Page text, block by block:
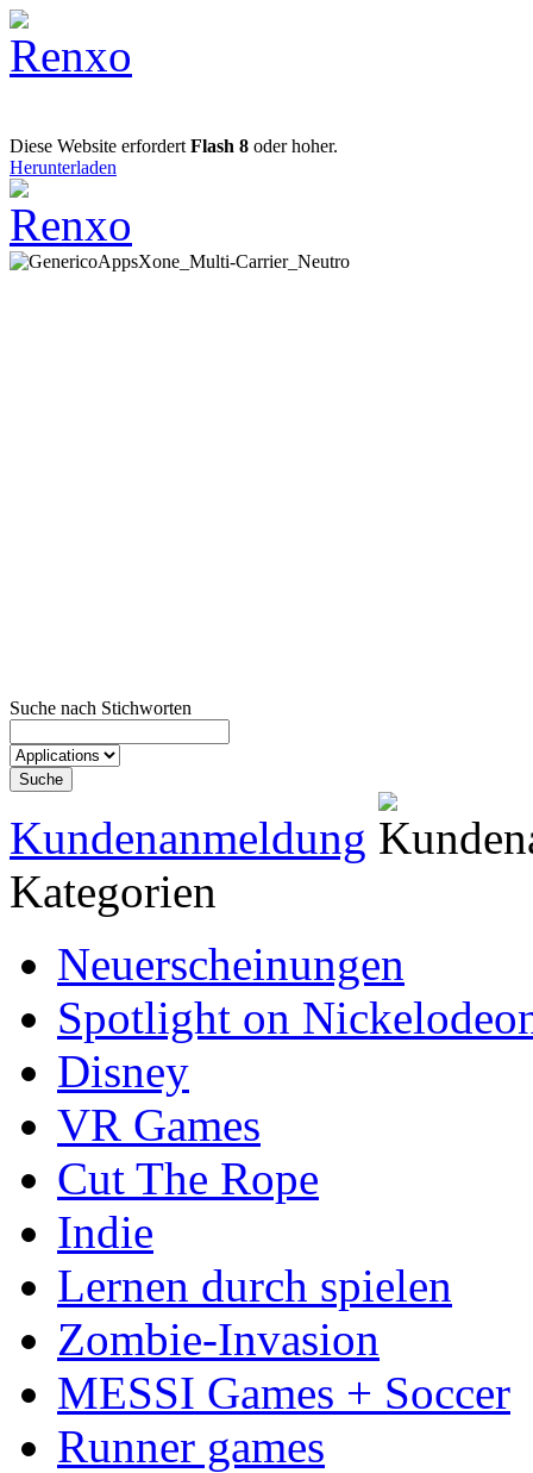
Diese Website erfordert Flash 8 oder hoher.
Herunterladen
Suche nach Stichworten
Kundenanmeldung
Kategorien
Neuerscheinungen
Spotlight on
Disney
VR Games
Cut The Rope
Indie
Lernen durch spielen
Zombie-Invasion
MESSI Games + Soccer
Runner games